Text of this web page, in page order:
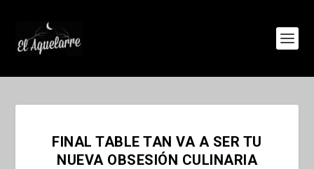
FINAL TABLE TAN VA A SER TU
NUEVA OBSESIÓN CULINARIA